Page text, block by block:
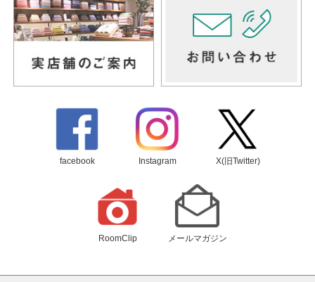
facebook Instagram X(旧Twitter)
RoomClip メールマガジン